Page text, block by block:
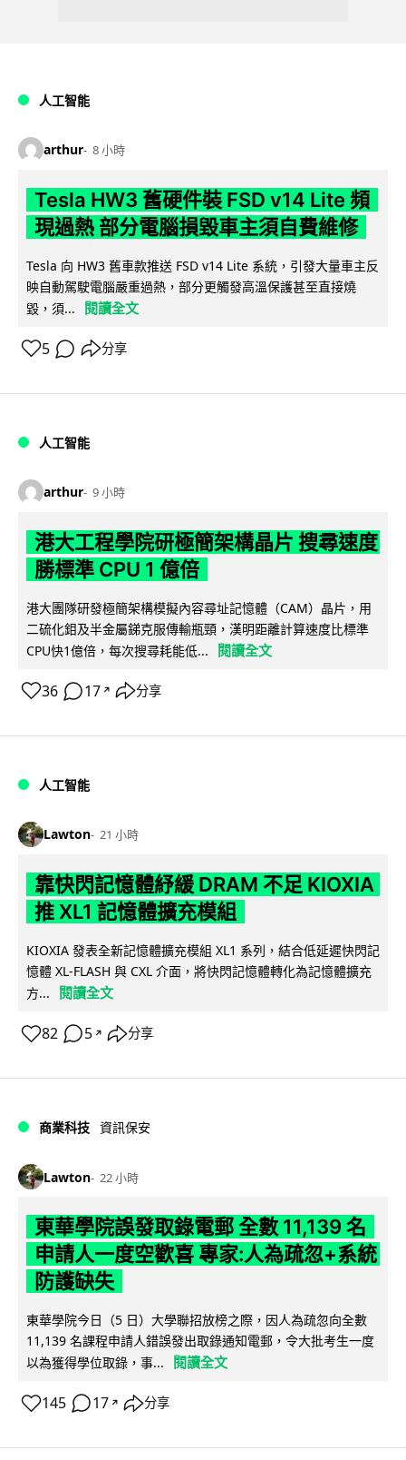
人工智能
arthur 8 小時
Tesla HW3 舊硬件裝 FSD v14 Lite 頻
現過熱 部分電腦損毀車主須自費維修
Tesla 向 HW3 舊車款推送 FSD v14 Lite 系統，引發大量車主反
映自動駕駛電腦嚴重過熱，部分更觸發高溫保護甚至直接燒
毀，須...
閱讀全文
5 分享
人工智能
arthur 9 小時
港大工程學院研極簡架構晶片 搜尋速度
勝標準 CPU 1 億倍
港大團隊研發極簡架構模擬內容尋址記憶體（CAM）晶片，用
二硫化鉬及半金屬銻克服傳輸瓶頸，漢明距離計算速度比標準
CPU快1億倍，每次搜尋耗能低...
閱讀全文
36 17 ↗ 分享
人工智能
Lawton 21 小時
靠快閃記憶體紓緩 DRAM 不足 KIOXIA
推 XL1 記憶體擴充模組
KIOXIA 發表全新記憶體擴充模組 XL1 系列，結合低延遲快閃記
憶體 XL-FLASH 與 CXL 介面，將快閃記憶體轉化為記憶體擴充
方...
閱讀全文
82 5 ↗ 分享
商業科技 資訊保安
Lawton 22 小時
東華學院誤發取錄電郵 全數 11,139 名
申請人一度空歡喜 專家:人為疏忽+系統
防護缺失
東華學院今日（5 日）大學聯招放榜之際，因人為疏忽向全數
11,139 名課程申請人錯誤發出取錄通知電郵，令大批考生一度
以為獲得學位取錄，事...
閱讀全文
145 17 ↗ 分享